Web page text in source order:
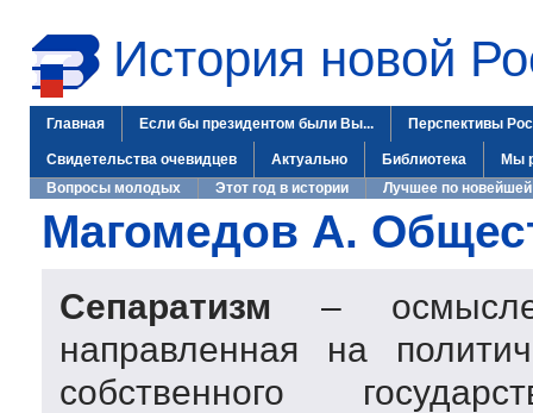
История новой
Главная Если бы президентом были Вы... Перспективы
Свидетельства очевидцев Актуально Библиотека
Мы
Вопросы молодых
Этот год в истории Лучшее по новейшей
Магомедов А.
Сепаратизм –
направленная на
собственного